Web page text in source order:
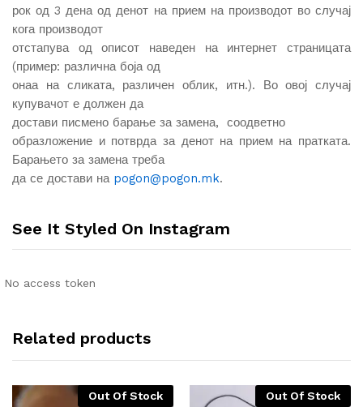
рок од 3 дена од денот на прием на производот во случај
кога производот
отстапува од описот наведен на интернет страницата
(пример: различна боја од
онаа на сликата, различен облик, итн.). Во овој случај
купувачот е должен да
достави писмено барање за замена, соодветно
образложение и потврда за денот на прием на пратката.
Барањето за замена треба
да се достави на pogon@pogon.mk.
See It Styled On Instagram
No access token
Related products
Out Of Stock Out Of Stock